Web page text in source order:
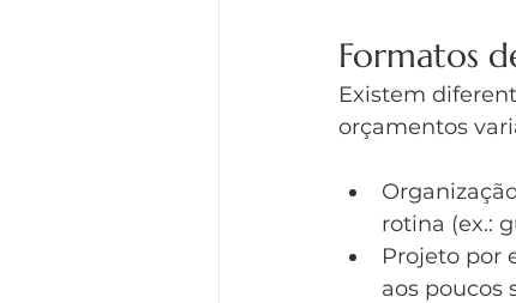
Formatos
Existem
orçamentos
rotina (ex.:
Projeto por
aos poucos